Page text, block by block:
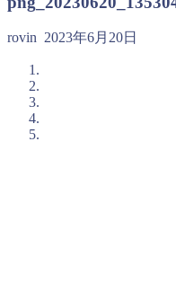
rovin 2023年6月20日